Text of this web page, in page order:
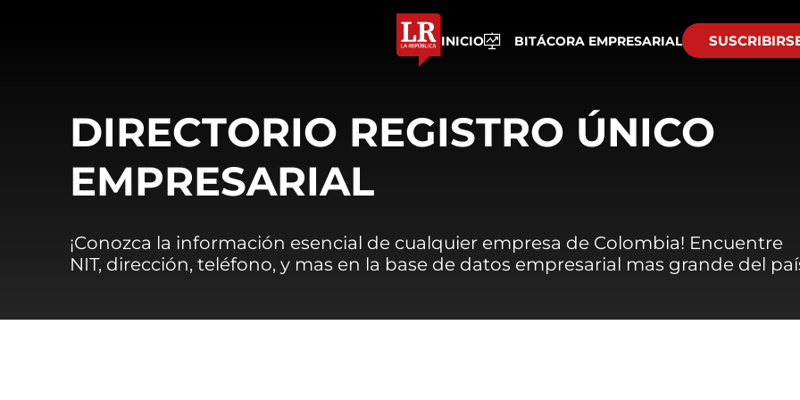
INICIO BITÁCORA EMPRESARIAL
DIRECTORIO REGISTRO ÚNICO
EMPRESARIAL
¡Conozca la información esencial de cualquier empresa de Colombia! Encuentre
NIT, dirección, teléfono, y mas en la base de datos empresarial mas grande del